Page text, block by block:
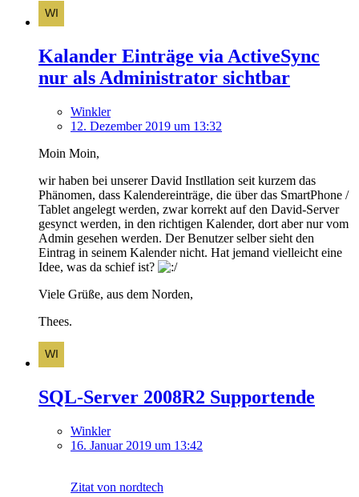
Kalander Einträge via ActiveSync
nur als Administrator sichtbar
Winkler
12. Dezember 2019 um 13:32
Moin Moin,
wir haben bei unserer David Instllation seit kurzem das
Phänomen, dass Kalendereinträge, die über das SmartPhone /
Tablet angelegt werden, zwar korrekt auf den David-Server
gesynct werden, in den richtigen Kalender, dort aber nur vom
Admin gesehen werden. Der Benutzer selber sieht den
Eintrag in seinem Kalender nicht. Hat jemand vielleicht eine
Idee, was da schief ist?
Viele Grüße, aus dem Norden,
Thees.
SQL-Server 2008R2 Supportende
Winkler
16. Januar 2019 um 13:42
Zitat von nordtech